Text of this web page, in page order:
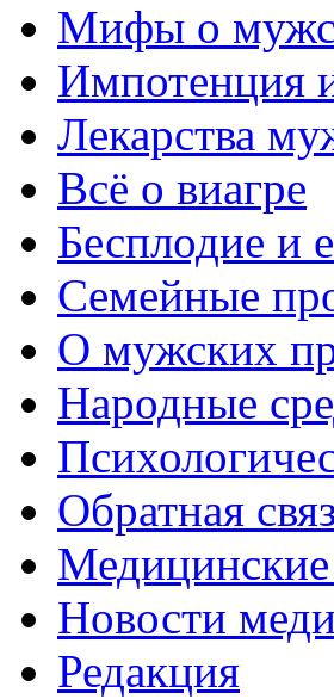
Мифы о
Импотенция
Лекарства
Всё о виагре
Бесплодие и
Семейные
О мужских
Народные
Обратная
Новости
Редакция